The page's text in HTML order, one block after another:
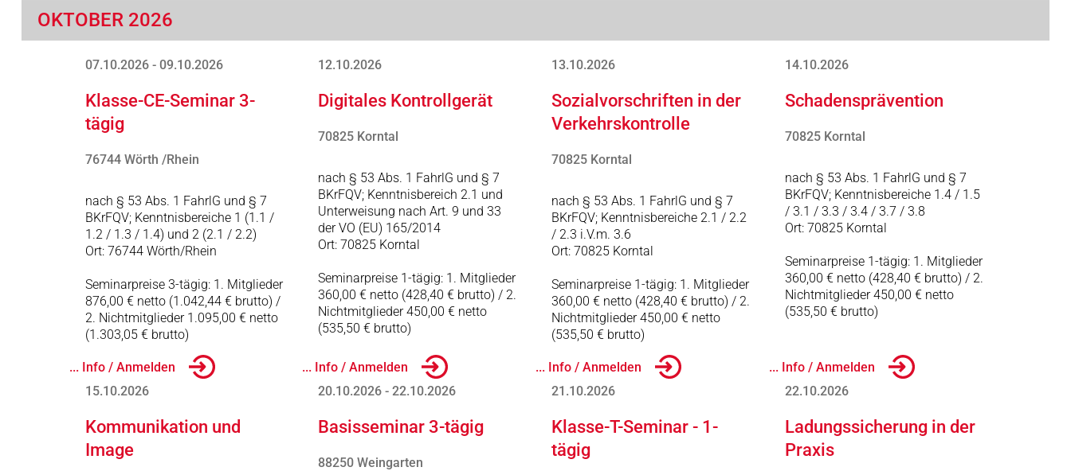
OKTOBER 2026
07.10.2026 - 09.10.2026
Klasse-CE-Seminar 3-
tägig
76744 Wörth /Rhein
nach § 53 Abs. 1 FahrlG und § 7
BKrFQV; Kenntnisbereiche 1 (1.1 /
1.2 / 1.3 / 1.4) und 2 (2.1 / 2.2)
Ort: 76744 Wörth/Rhein
Seminarpreise 3-tägig: 1. Mitglieder
876,00 € netto (1.042,44 € brutto) /
2. Nichtmitglieder 1.095,00 € netto
(1.303,05 € brutto)
... Info / Anmelden
12.10.2026
Digitales Kontrollgerät
70825 Korntal
nach § 53 Abs. 1 FahrlG und § 7
BKrFQV; Kenntnisbereich 2.1 und
Unterweisung nach Art. 9 und 33
der VO (EU) 165/2014
Ort: 70825 Korntal
Seminarpreise 1-tägig: 1. Mitglieder
360,00 € netto (428,40 € brutto) / 2.
Nichtmitglieder 450,00 € netto
(535,50 € brutto)
... Info / Anmelden
13.10.2026
Sozialvorschriften in der
Verkehrskontrolle
70825 Korntal
nach § 53 Abs. 1 FahrlG und § 7
BKrFQV; Kenntnisbereiche 2.1 / 2.2
/ 2.3 i.V.m. 3.6
Ort: 70825 Korntal
Seminarpreise 1-tägig: 1. Mitglieder
360,00 € netto (428,40 € brutto) / 2.
Nichtmitglieder 450,00 € netto
(535,50 € brutto)
... Info / Anmelden
14.10.2026
Schadensprävention
70825 Korntal
nach § 53 Abs. 1 FahrlG und § 7
BKrFQV; Kenntnisbereiche 1.4 / 1.5
/ 3.1 / 3.3 / 3.4 / 3.7 / 3.8
Ort: 70825 Korntal
Seminarpreise 1-tägig: 1. Mitglieder
360,00 € netto (428,40 € brutto) / 2.
Nichtmitglieder 450,00 € netto
(535,50 € brutto)
... Info / Anmelden
15.10.2026
Kommunikation und
Image
20.10.2026 - 22.10.2026
Basisseminar 3-tägig
88250 Weingarten
21.10.2026
Klasse-T-Seminar - 1-
tägig
22.10.2026
Ladungssicherung in der
Praxis